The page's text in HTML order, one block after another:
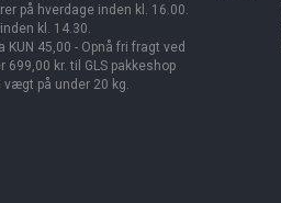
på hverdage inden kl. 16.00.
kl. 14.30.
KUN 45,00 - Opnå fri fragt ved
699,00 kr. til GLS pakkeshop
vægt på under 20 kg.